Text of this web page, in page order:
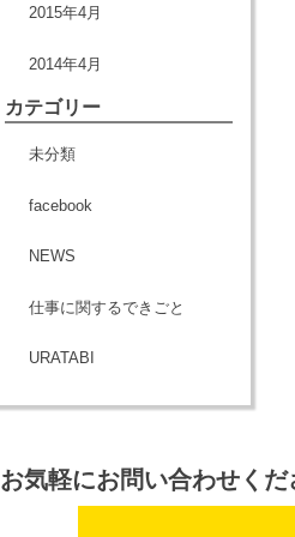
2015年4月
2014年4月
カテゴリー
未分類
facebook
NEWS
仕事に関するできごと
URATABI
お気軽にお問い合わせくだ